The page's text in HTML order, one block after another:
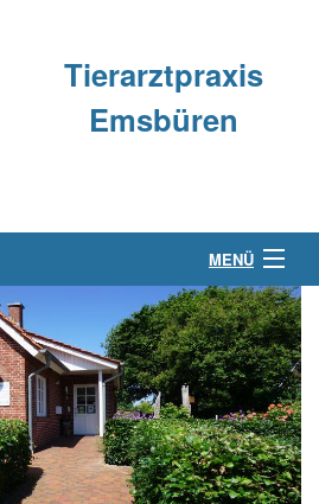
Tierarztpraxis
Emsbüren
MENÜ
Über uns
Kleintierpraxis
Großtierpraxis
Kontakt & Anfahrt